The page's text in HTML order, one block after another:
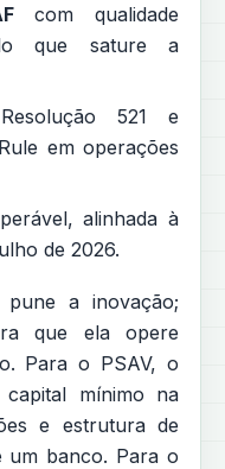
com qualidade
que sature a
521 e
em operações
alinhada à
de 2026.
a inovação;
que ela opere
Para o PSAV, o
mínimo na
e estrutura de
um banco. Para o